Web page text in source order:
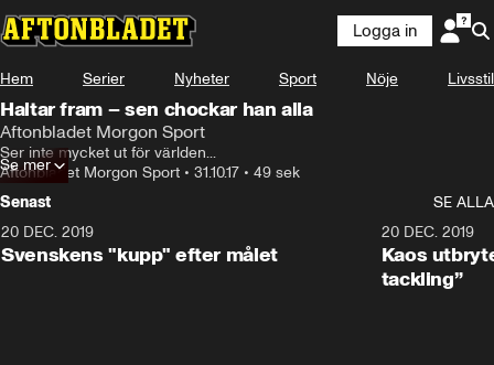
Logga in
Hem Serier Nyheter Sport Nöje Livsstil
Haltar fram – sen chockar han alla
Aftonbladet Morgon Sport
Ser inte mycket ut för världen...
Aftonbladet Morgon Sport • 31.10.17 • 49 sek
Se mer
Senast
SE ALLA
20 DEC. 2019
Svenskens "kupp" efter målet
20 DEC. 2019
Kaos
tackling”